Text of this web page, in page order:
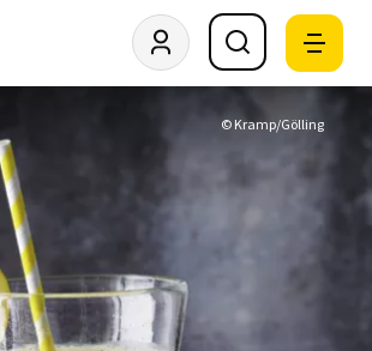
© Kramp/Gölling